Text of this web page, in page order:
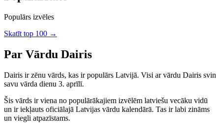
Populārs izvēles
Skatīt top 100 →
Par Vārdu Dairis
Dairis irzēnu vārds, kas ir populārs Latvijā. Visi ar vārdu Dairis svin
savu vārda dienu 3. aprīlī.
Šis vārds ir viena no populārākajiem izvēlēm latviešu vecāku vidū
un ir iekļauts oficiālajā Latvijas vārdu kalendārā. Tas ir labi zināms
un viegli atpazīstams.